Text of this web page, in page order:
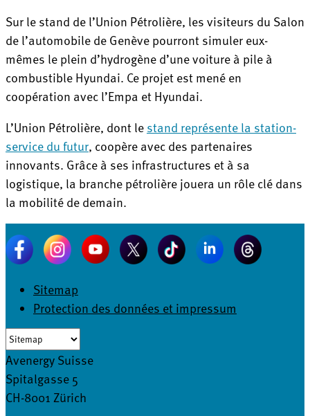
Sur le stand de l’Union Pétrolière, les visiteurs du Salon
de l’automobile de Genève pourront simuler eux-
mêmes le plein d’hydrogène d’une voiture à pile à
combustible Hyundai. Ce projet est mené en
coopération avec l’Empa et Hyundai.
L’Union Pétrolière, dont lestand représente la station-
service du futur, coopère avec des partenaires
innovants. Grâce à ses infrastructures et à sa
logistique, la branche pétrolière jouera un rôle clé dans
la mobilité de demain.
Sitemap
Protection des données et impressum
Avenergy Suisse
Spitalgasse 5
CH-8001 Zürich